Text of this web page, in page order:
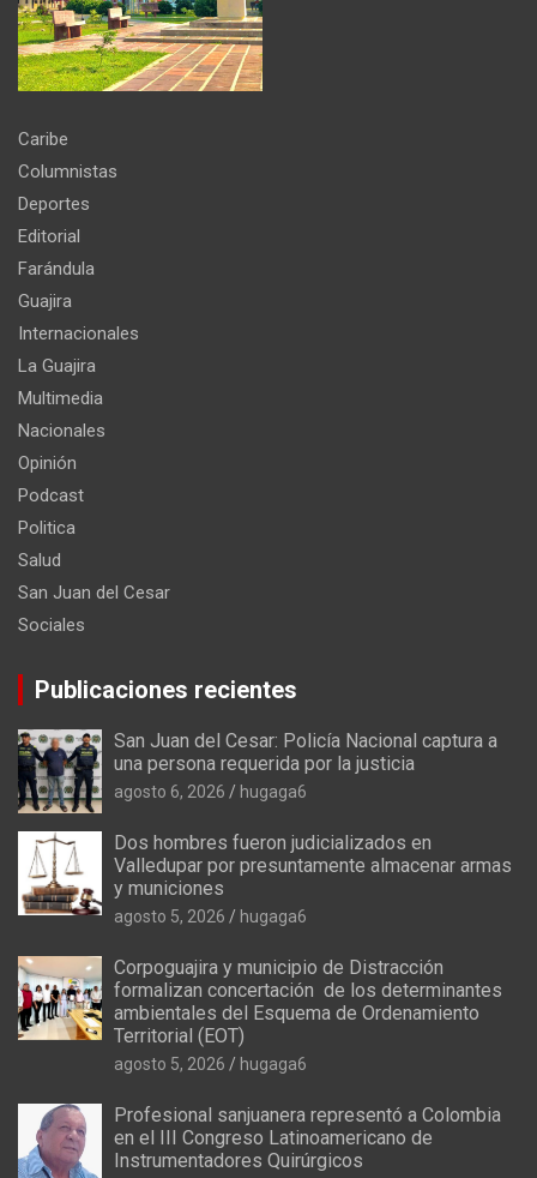
Caribe
Columnistas
Deportes
Editorial
Farándula
Guajira
Internacionales
La Guajira
Multimedia
Nacionales
Opinión
Podcast
Politica
Salud
San Juan del Cesar
Sociales
Publicaciones recientes
San Juan del Cesar: Policía Nacional captura a
una persona requerida por la justicia
agosto 6, 2026 hugaga6
Dos hombres fueron judicializados en
Valledupar por presuntamente almacenar armas
y municiones
agosto 5, 2026 hugaga6
Corpoguajira y municipio de Distracción
formalizan concertación de los determinantes
ambientales del Esquema de Ordenamiento
Territorial (EOT)
agosto 5, 2026 hugaga6
Profesional sanjuanera representó a Colombia
en el III Congreso Latinoamericano de
Instrumentadores Quirúrgicos